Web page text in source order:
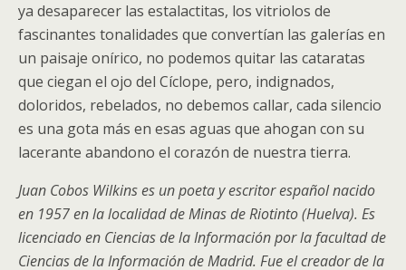
ya desaparecer las estalactitas, los vitriolos de
fascinantes tonalidades que convertían las galerías en
un paisaje onírico, no podemos quitar las cataratas
que ciegan el ojo del Cíclope, pero, indignados,
doloridos, rebelados, no debemos callar, cada silencio
es una gota más en esas aguas que ahogan con su
lacerante abandono el corazón de nuestra tierra.
Juan Cobos Wilkins es un poeta y escritor español nacido
en 1957 en la localidad de Minas de Riotinto (Huelva). Es
licenciado en Ciencias de la Información por la facultad de
Ciencias de la Información de Madrid. Fue el creador de la